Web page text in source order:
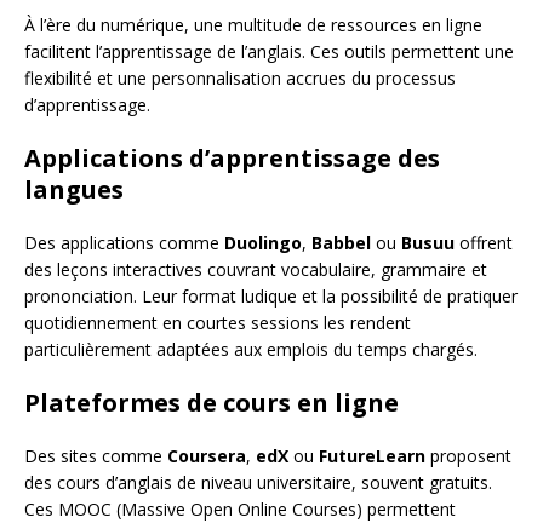
À l’ère du numérique, une multitude de ressources en ligne
facilitent l’apprentissage de l’anglais. Ces outils permettent une
flexibilité et une personnalisation accrues du processus
d’apprentissage.
Applications d’apprentissage des
langues
Des applications comme Duolingo, Babbel ou Busuu offrent
des leçons interactives couvrant vocabulaire, grammaire et
prononciation. Leur format ludique et la possibilité de pratiquer
quotidiennement en courtes sessions les rendent
particulièrement adaptées aux emplois du temps chargés.
Plateformes de cours en ligne
Des sites comme Coursera, edX ou FutureLearn proposent
des cours d’anglais de niveau universitaire, souvent gratuits.
Ces MOOC (Massive Open Online Courses) permettent